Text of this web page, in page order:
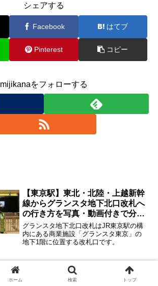
シェアする
Facebook はてブ
Pinterest コピー
mijikanaをフォローする
【東京駅】東北・北陸・上越新幹
線からグランスタ地下北口改札へ
の行き方を写真・動画付きで分か
りやすく解説！
グランスタ地下北口改札はJR東京駅の構
内にある商業施設「グランスタ東京」の
地下1階に位置する改札口です。
【東京駅】山手線５番線・京浜東
北線６番線からグランスタ地下北
ホーム 検索 トップ